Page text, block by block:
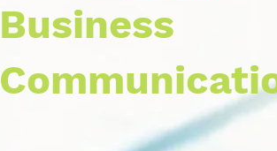
20+ Jahre Ihr kompetenter
Business